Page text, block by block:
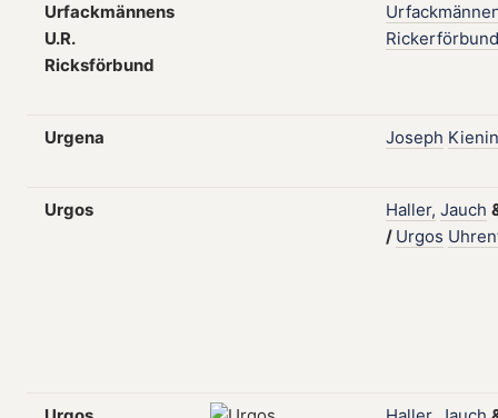
Urfackmännens
U.R.
Ricksförbund
Rickerförbund
Urgena Joseph
Urgos Haller, Jauch
/ Urgos